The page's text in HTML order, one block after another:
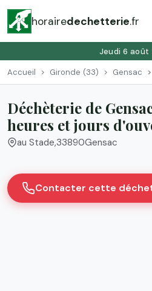
horairedechetterie.fr
Jeudi 6 août
Accueil Gironde (33) Gensac
Déchèterie de
heures et jours
au Stade,33890Gensac
Contacter cette